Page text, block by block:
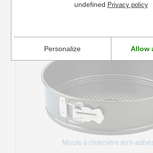
Moule à charnière anti-
undefined Privacy policy
Personalize Allow